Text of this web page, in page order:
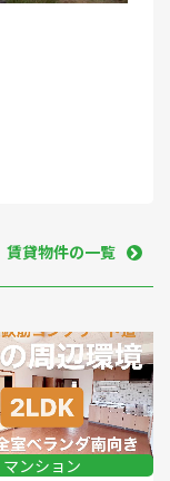
賃貸物件の一覧
マンション